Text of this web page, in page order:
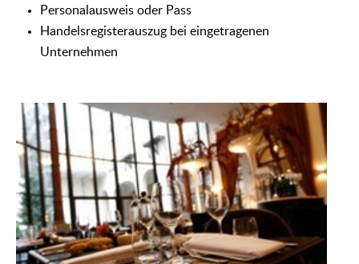
Personalausweis oder Pass
Handelsregisterauszug bei eingetragenen
Unternehmen